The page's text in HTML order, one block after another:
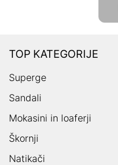
TOP KATEGORIJE
Superge
Sandali
Mokasini in loaferji
Škornji
Natikači